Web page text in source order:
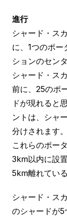
進行
シャード・ス
に、1つのポ
ションのセン
シャード・ス
前に、25のポ
ドが現れると
ントは、シャ
分けされます。
これらのポー
3km以内に設
5km離れてい
シャード・ス
のシャードが5